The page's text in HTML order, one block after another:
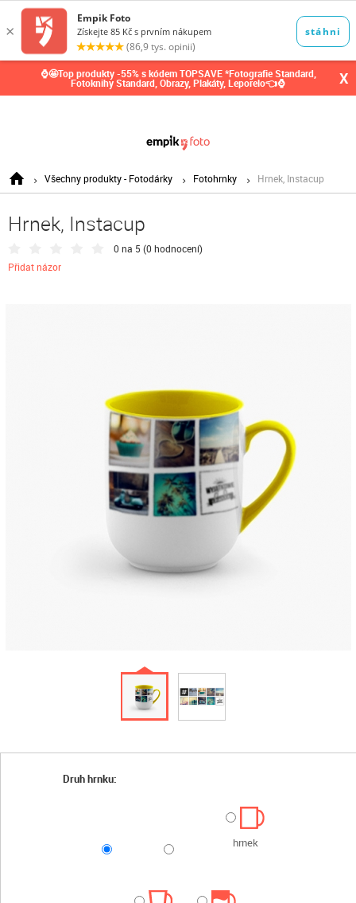
⌚🤩Top produkty -55% s kódem TOPSAVE *Fotografie Standard,
Fotoknihy Standard, Obrazy, Plakáty, Leporelo👈⌚ X
Všechny produkty - Fotodárky Fotohrnky Hrnek, Instacup
Hrnek, Instacup
0 na 5 (0 hodnocení)
Přidat názor
Druh hrnku:
hrnek